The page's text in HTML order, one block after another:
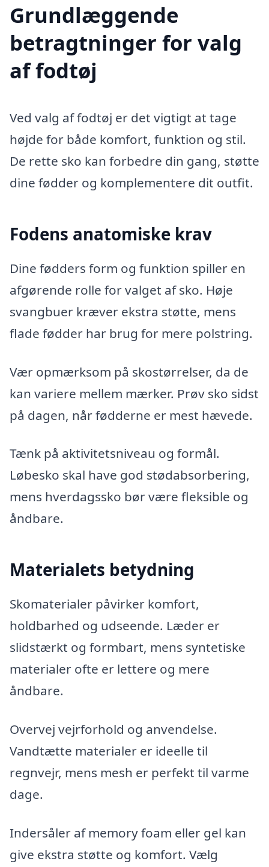
Grundlæggende
betragtninger for valg
af fodtøj
Ved valg af fodtøj er det vigtigt at tage
højde for både komfort, funktion og stil.
De rette sko kan forbedre din gang, støtte
dine fødder og komplementere dit outfit.
Fodens anatomiske krav
Dine fødders form og funktion spiller en
afgørende rolle for valget af sko. Høje
svangbuer kræver ekstra støtte, mens
flade fødder har brug for mere polstring.
Vær opmærksom på skostørrelser, da de
kan variere mellem mærker. Prøv sko sidst
på dagen, når fødderne er mest hævede.
Tænk på aktivitetsniveau og formål.
Løbesko skal have god stødabsorbering,
mens hverdagssko bør være fleksible og
åndbare.
Materialets betydning
Skomaterialer påvirker komfort,
holdbarhed og udseende. Læder er
slidstærkt og formbart, mens syntetiske
materialer ofte er lettere og mere
åndbare.
Overvej vejrforhold og anvendelse.
Vandtætte materialer er ideelle til
regnvejr, mens mesh er perfekt til varme
dage.
Indersåler af memory foam eller gel kan
give ekstra støtte og komfort. Vælg